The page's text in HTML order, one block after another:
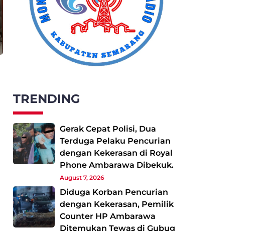
TRENDING
Gerak Cepat Polisi, Dua
Terduga Pelaku Pencurian
dengan Kekerasan di Royal
Phone Ambarawa Dibekuk.
August 7, 2026
Diduga Korban Pencurian
dengan Kekerasan, Pemilik
Counter HP Ambarawa
Ditemukan Tewas di Gubug